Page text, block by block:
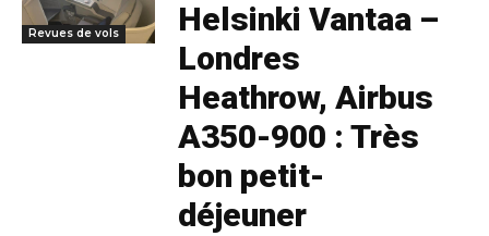
Revues de vols
Helsinki Vantaa –
Londres
Heathrow, Airbus
A350-900 : Très
bon petit-
déjeuner